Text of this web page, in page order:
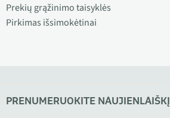
Prekių grąžinimo taisyklės
Pirkimas išsimokėtinai
PRENUMERUOKITE NAUJIENLAIŠKĮ